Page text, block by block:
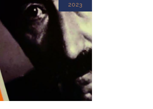
2023